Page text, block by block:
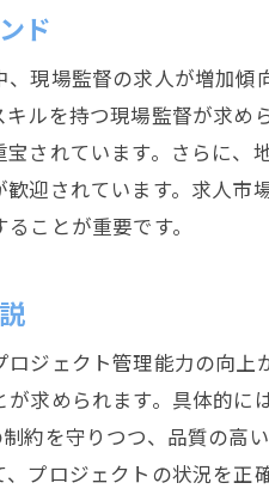
ド
現場監督の求人が増加
ルを持つ現場監督が求
されています。さらに
迎されています。求人
ことが重要です。
ジェクト管理能力の向
求められます。具体的
約を守りつつ、品質の
プロジェクトの状況を